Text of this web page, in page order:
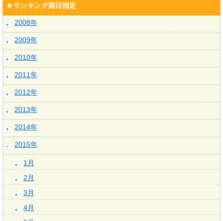
■ ランキング期日指定
2008年
2009年
2010年
2011年
2012年
2013年
2014年
2015年
1月
2月
3月
4月